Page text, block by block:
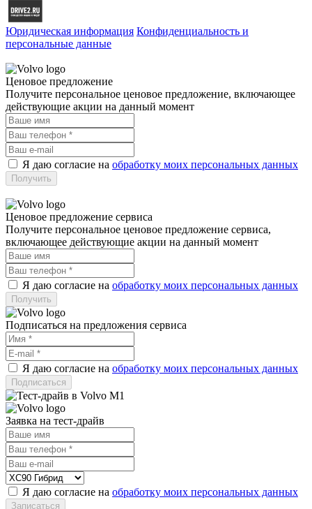
Юридическая информация Конфиденциальность и
персональные данные
Ценовое предложение
Получите персональное ценовое предложение, включающее
действующие акции на данный момент
Я даю согласие на обработку моих персональных данных
Ценовое предложение сервиса
Получите персональное ценовое предложение сервиса,
включающее действующие акции на данный момент
Я даю согласие на обработку моих персональных данных
Подписаться на предложения сервиса
Я даю согласие на обработку моих персональных данных
Заявка на тест-драйв
Я даю согласие на обработку моих персональных данных